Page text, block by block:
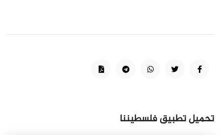
تحميل تطبيق فلسطيننا